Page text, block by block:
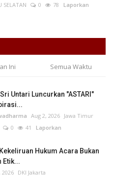
SELATAN 0 78 Laporkan
Ini Semua Waktu
Untari Luncurkan "ASTARI"
Aug 2, 2026 Jawa Timur
0 41 Laporkan
Hukum Acara Bukan
Etik...
2026 DKI Jakarta